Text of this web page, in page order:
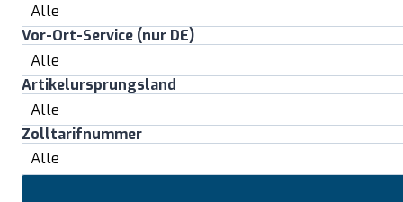
Vor-Ort-Service (nur DE)
Artikelursprungsland
Zolltarifnummer